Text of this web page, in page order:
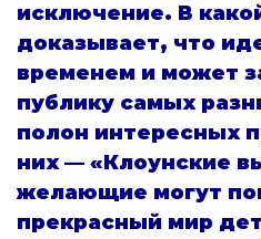
исключение. В
доказывает, что
временем и может
публику самых
полон интересных
них — «Клоунские
желающие могут
прекрасный мир